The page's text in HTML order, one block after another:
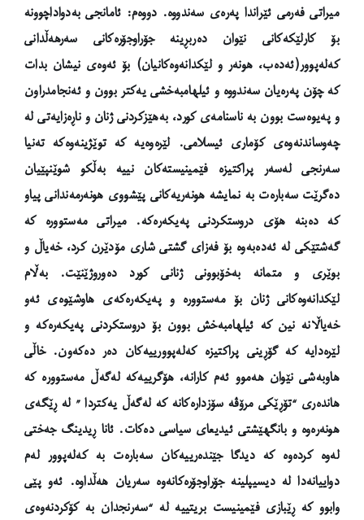
میراتی فەرمی ئێراندا پەرەی سەندووە. دووەم: ئامانجی بەدواداچوونە
بۆ کارلێکەکانی نێوان دەربڕینە جۆراوجۆرەکانی سەرهەڵدانی
کەلەپوور(ئەدەب، هونەر و لێکدانەوەکانیان) بۆ ئەوەی نیشان بدات
کە چۆن پەرەیان سەندووە و ئیلهامبەخشی یەکتر بوون و ئەنجامدراون
و پەیوەست بوون بە ناسنامەی کورد، بەهێزکردنی ژنان و ناڕەزایەتی لە
چەوساندنەوەی کۆماری ئیسلامی. لێرەوەیە کە توێژینەوەکە تەنیا
سەرنجی لەسەر پراکتیزە فێمینیستەکان نییە بەڵکو شوێنپێیان
دەگرێت سەبارەت بە نمایشە هونەریەکانی پێشووی هونەرمەندانی پیاو
کە دەبنە هۆی دروستکردنی پەیکەرەکە. میراتی مەستووره کە
گەشتێکی لە ئەدەبەوە بۆ فەزای گشتی شاری مۆدێرن کرد، خەیاڵ و
بوێری و متمانە بەخۆبوونی ژنانی کورد دەوروژێنێت. بەڵام
لێکدانەوەکانی ژنان بۆ مەستوورە و پەیکەرەکەی هاوشێوەی ئەو
خەیاڵانە نین کە ئیلهامبەخش بوون بۆ دروستکردنی پەیکەرەکە و
لێرەدایە کە گۆڕینی پراکتیزە کەلەپوورییەکان دەر دەکەون. خاڵی
هاوبەشی نێوان هەموو ئەم کارانە، هۆگرییەکە لەگەڵ مەستوورە کە
هاندەری “تۆڕێکی مرۆڤە سۆزدارەکانە کە لەگەڵ یەکتردا ” لە ڕێگەی
هونەرەوە و بانگهێشتی ئیدیعای سیاسی دەکات. ئانا ڕیدینگ جەختی
لەوە کردەوە کە دیدگا جێندەرییەکان سەبارەت بە کەلەپوور لەم
دواییانەدا لە دیسیپلینە جۆراوجۆرەکانەوە سەریان هەڵداوە. ئەو پێی
وابوو کە ڕێبازی فێمینیست بریتییە لە “سەرنجدان بە کۆکردنەوەی